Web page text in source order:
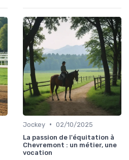
Jockey • 02/10/2025
La passion de l'équitation à
Chevremont : un métier, une
vocation